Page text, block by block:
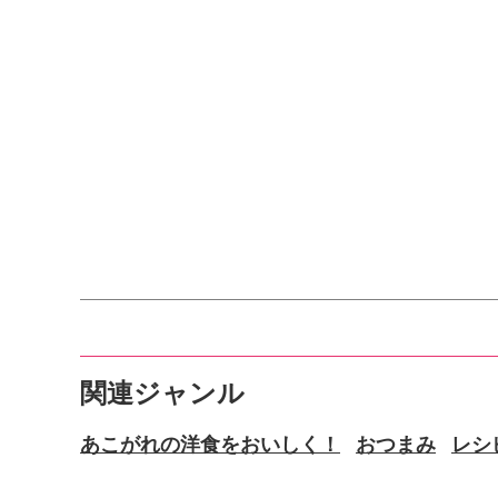
関連ジャンル
あこがれの洋食をおいしく！ おつまみ レシ